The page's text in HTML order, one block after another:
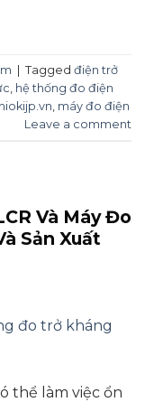
| Tagged điện trở
hệ thống đo điện
hiokijp.vn máy đo điện
Leave a comment
Và Máy Đo
Sản Xuất
thể làm việc ổn